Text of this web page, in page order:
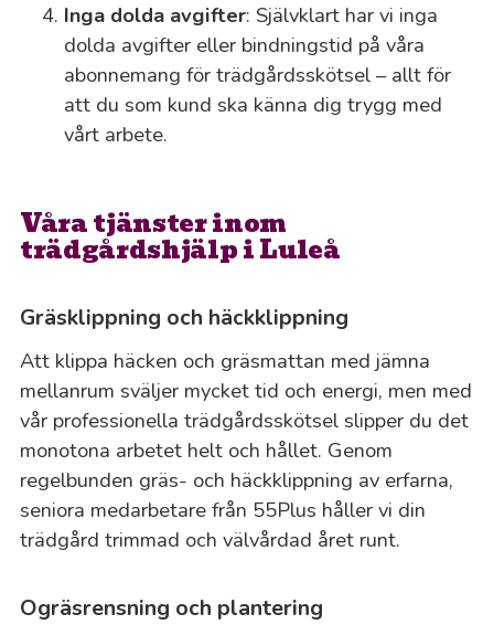
Inga dolda avgifter: Självklart har vi inga
dolda avgifter eller bindningstid på våra
abonnemang för trädgårdsskötsel – allt för
att du som kund ska känna dig trygg med
vårt arbete.
Våra tjänster inom
trädgårdshjälp i Luleå
Gräsklippning och häckklippning
Att klippa häcken och gräsmattan med jämna
mellanrum sväljer mycket tid och energi, men med
vår professionella trädgårdsskötsel slipper du det
monotona arbetet helt och hållet. Genom
regelbunden gräs- och häckklippning av erfarna,
seniora medarbetare från 55Plus håller vi din
trädgård trimmad och välvårdad året runt.
Ogräsrensning och plantering